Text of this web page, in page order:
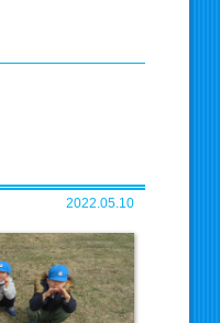
2022.05.10